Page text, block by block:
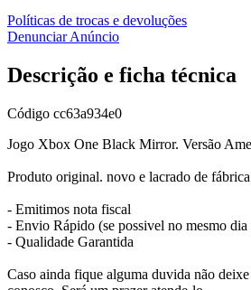
Políticas de trocas e devoluções
Denunciar Anúncio
Descrição e ficha técnica
Código cc63a934e0
Jogo Xbox One Black Mirror. Versão
Produto original. novo e lacrado de
- Emitimos nota fiscal
- Envio Rápido (se possivel no mesmo
- Qualidade Garantida
Caso ainda fique alguma duvida não